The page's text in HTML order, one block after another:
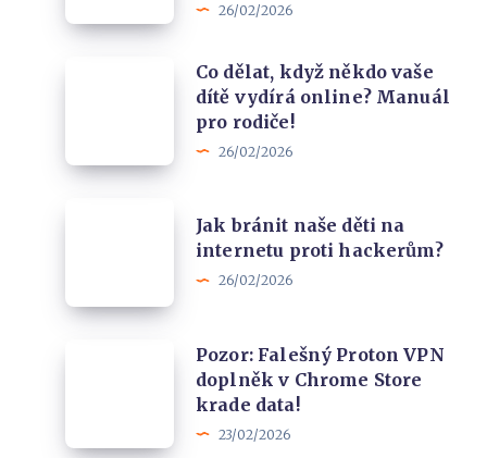
Když
dítěte
26/02/2026
někdo
Manuál
Co dělat, když někdo vaše
dítě vydírá online? Manuál
pro rodiče!
26/02/2026
děti
Jak bránit naše děti na
internetu proti hackerům?
26/02/2026
VPN
Pozor: Falešný Proton VPN
doplněk v Chrome Store
krade data!
23/02/2026